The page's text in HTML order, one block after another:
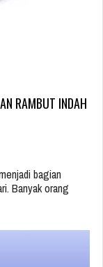
RAMBUT INDAH
bagian
Banyak orang